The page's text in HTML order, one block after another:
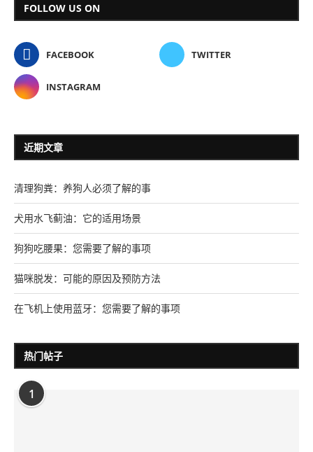
FOLLOW US ON
FACEBOOK TWITTER
INSTAGRAM
近期文章
清理狗粪：养狗人必须了解的事
犬用水飞蓟油：它的适用场景
狗狗吃腰果：您需要了解的事项
猫咪脱发：可能的原因及预防方法
在飞机上使用蓝牙：您需要了解的事项
热门帖子
1